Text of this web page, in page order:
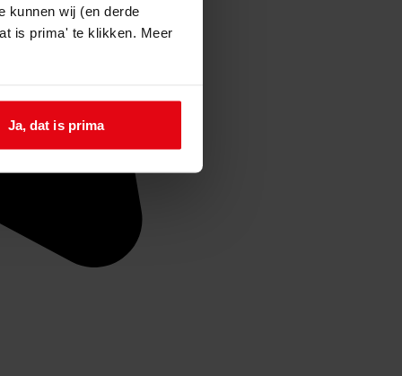
kunnen wij (en derde
is prima' te klikken. Meer
Ja, dat is prima